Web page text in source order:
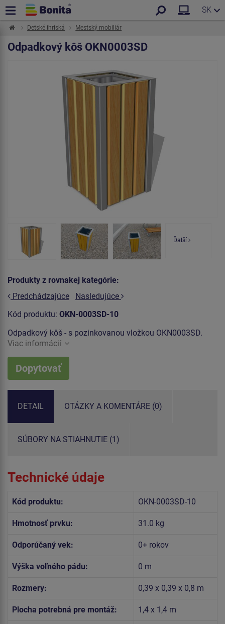
SK
Detské ihriská Mestský mobiliár
Odpadkový kôš OKN0003SD
Ďalší
Produkty z rovnakej kategórie:
Predchádzajúce
Nasledujúce
Kód produktu: OKN-0003SD-10
Odpadkový kôš - s pozinkovanou vložkou OKN0003SD.
Viac informácií
Dopytovať
DETAIL OTÁZKY A KOMENTÁRE (0)
SÚBORY NA STIAHNUTIE (1)
Technické údaje
Kód produktu: OKN-0003SD-10
Hmotnosť prvku: 31.0 kg
Odporúčaný vek: 0+ rokov
Výška voľného pádu: 0 m
Rozmery: 0,39 x 0,39 x 0,8 m
Plocha potrebná pre montáž: 1,4 x 1,4 m